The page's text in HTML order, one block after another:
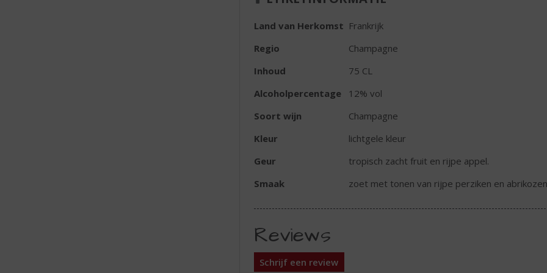
Land van Herkomst Frankrijk
Regio
Champagne
Inhoud
75 CL
Alcoholpercentage
12% vol
Soort wijn
Champagne
Kleur
lichtgele kleur
Geur
tropisch zacht fruit en rijpe appel.
Smaak
zoet met tonen van rijpe perziken en
Reviews
Schrijf een review